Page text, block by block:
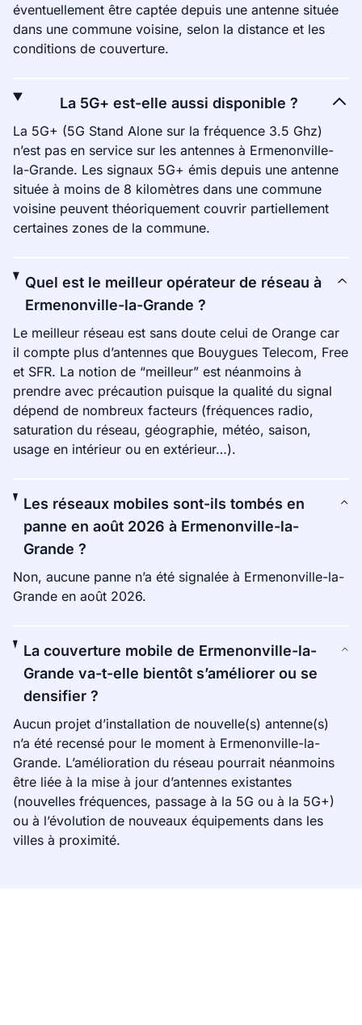
éventuellement être captée depuis une antenne située
dans une commune voisine, selon la distance et les
conditions de couverture.
La 5G+ est-elle aussi disponible ?
La 5G+ (5G Stand Alone sur la fréquence 3.5 Ghz)
n’est pas en service sur les antennes à Ermenonville-
la-Grande. Les signaux 5G+ émis depuis une antenne
située à moins de 8 kilomètres dans une commune
voisine peuvent théoriquement couvrir partiellement
certaines zones de la commune.
Quel est le meilleur opérateur de réseau à
Ermenonville-la-Grande ?
Le meilleur réseau est sans doute celui de Orange car
il compte plus d’antennes que Bouygues Telecom, Free
et SFR. La notion de “meilleur” est néanmoins à
prendre avec précaution puisque la qualité du signal
dépend de nombreux facteurs (fréquences radio,
saturation du réseau, géographie, météo, saison,
usage en intérieur ou en extérieur…).
Les réseaux mobiles sont-ils tombés en
panne en août 2026 à Ermenonville-la-
Grande ?
Non, aucune panne n’a été signalée à Ermenonville-la-
Grande en août 2026.
La couverture mobile de Ermenonville-la-
Grande va-t-elle bientôt s’améliorer ou se
densifier ?
Aucun projet d’installation de nouvelle(s) antenne(s)
n’a été recensé pour le moment à Ermenonville-la-
Grande. L’amélioration du réseau pourrait néanmoins
être liée à la mise à jour d’antennes existantes
(nouvelles fréquences, passage à la 5G ou à la 5G+)
ou à l’évolution de nouveaux équipements dans les
villes à proximité.